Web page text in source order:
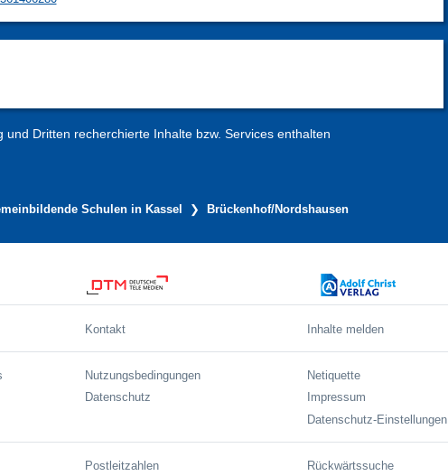
und Dritten recherchierte Inhalte bzw. Services enthalten
Schulen in Kassel Brückenhof/Nordshausen
Kontakt Inhalte melden
Nutzungsbedingungen
Datenschutz
Netiquette
Impressum
Datenschutz-Einstellungen
Postleitzahlen Rückwärtssuche